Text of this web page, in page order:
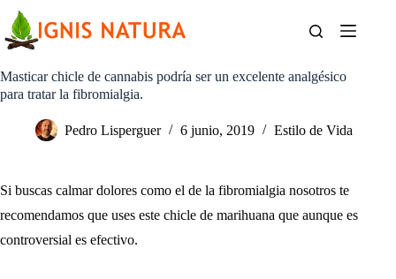
contenido
Masticar chicle de cannabis podría ser un excelente analgésico
para tratar la fibromialgia.
Pedro Lisperguer 6 junio, 2019 Estilo de Vida
Si buscas calmar dolores como el de la fibromialgia nosotros te
recomendamos que uses este chicle de marihuana que aunque es
controversial es efectivo.